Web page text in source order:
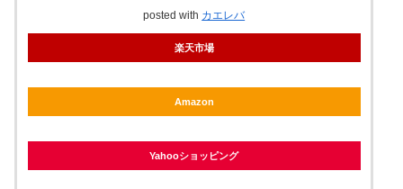
posted with カエレバ
楽天市場
Amazon
Yahooショッピング